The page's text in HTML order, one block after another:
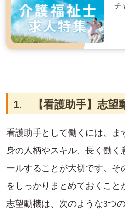
チ
1. 【看護助手】志望
看護助手として働くには、ま
身の人柄やスキル、長く働く
ールすることが大切です。そ
をしっかりまとめておくこと
志望動機は、次のような3つ